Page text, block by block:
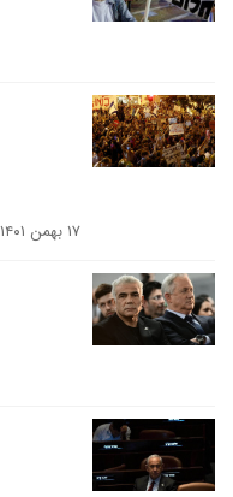
۱۷ بهمن ۱۴۰۱